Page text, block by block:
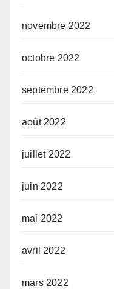
novembre 2022
octobre 2022
septembre 2022
août 2022
juillet 2022
juin 2022
mai 2022
avril 2022
mars 2022